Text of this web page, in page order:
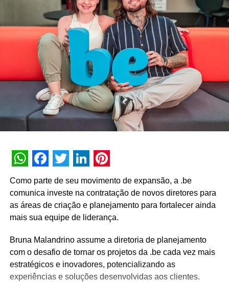
WhatsApp
Facebook
Twitter
LinkedIn
Pinterest
Como parte de seu movimento de expansão, a .be
comunica investe na contratação de novos diretores para
as áreas de criação e planejamento para fortalecer ainda
mais sua equipe de liderança.
Bruna Malandrino assume a diretoria de planejamento
com o desafio de tornar os projetos da .be cada vez mais
estratégicos e inovadores, potencializando as
experiências e soluções desenvolvidas aos clientes.